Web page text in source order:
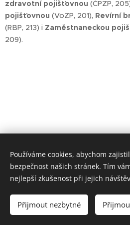
zdravotní pojišťovnou (ČPZP,
pojišťovnou (VoZP, 201), Revírní
(RBP, 213) i Zaměstnaneckou
209).
Vytvořeno službou
Používáme cookies, abychom
bezpečnost našich stránek. Tím
nejlepší zkušenost při jejich
Přijmout nezbytné